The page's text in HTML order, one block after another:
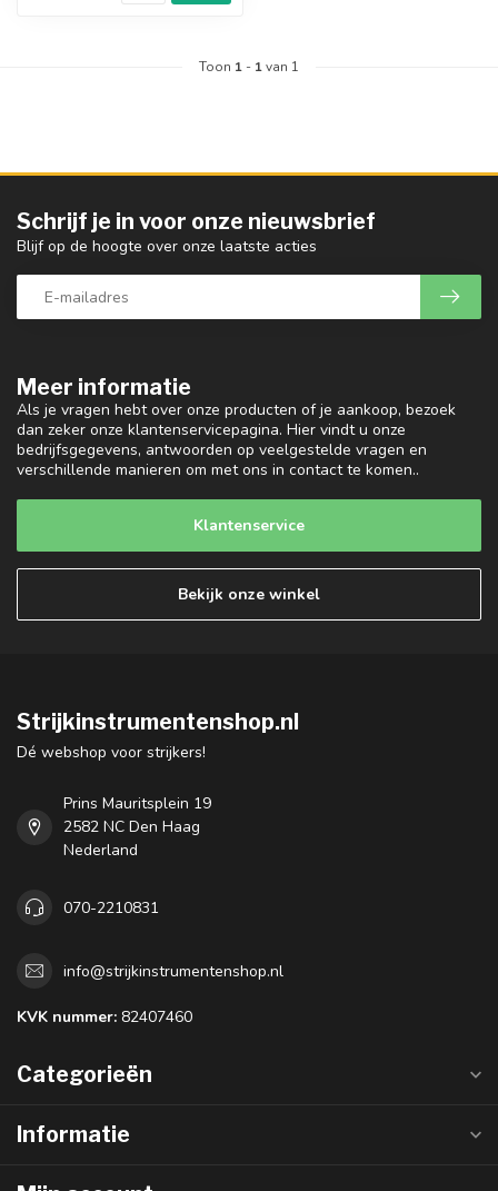
Toon 1 - 1van 1
Meer informatie
Als je vragen hebt over onze producten of je aankoop, bezoek
dan zeker onze klantenservicepagina. Hier vindt u onze
bedrijfsgegevens, antwoorden op veelgestelde vragen en
verschillende manieren om met ons in contact te komen..
Klantenservice
Bekijk onze winkel
Schrijf je in voor onze nieuwsbrief
Blijf op de hoogte over onze laatste acties
Strijkinstrumentenshop.nl
Dé webshop voor strijkers!
Prins Mauritsplein 19
2582 NC Den Haag
Nederland
070-2210831
info@strijkinstrumentenshop.nl
KVK nummer: 82407460
Categorieën
Informatie